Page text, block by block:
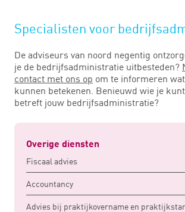
Specialisten voor
De adviseurs van noord negentig
je de bedrijfsadministratie uitbesteden?
contact met ons op om te informeren
kunnen betekenen. Benieuwd wie je
betreft jouw bedrijfsadministratie?
Overige diensten
Fiscaal advies
Accountancy
Advies bij praktijkovername en